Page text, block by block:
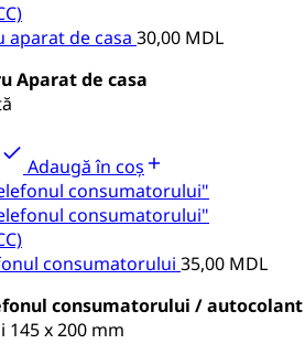
aparat de casa 30,00 MDL
Aparat de casa
Adaugă în coș
consumatorului 35,00 MDL
consumatorului / autocolant
145 x 200 mm